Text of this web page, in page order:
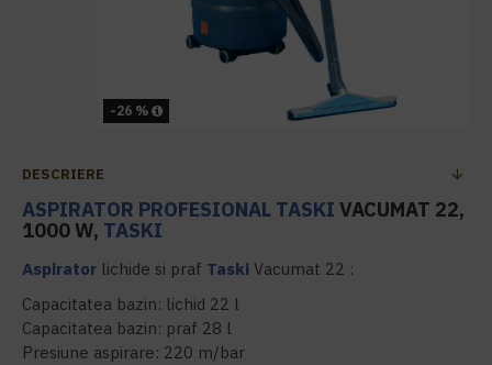
-26 %
DESCRIERE
ASPIRATOR PROFESIONAL TASKI VACUMAT 22,
1000 W, TASKI
Aspirator lichide si praf Taski Vacumat 22 :
Capacitatea bazin: lichid 22 l
Capacitatea bazin: praf 28 l
Presiune aspirare: 220 m/bar